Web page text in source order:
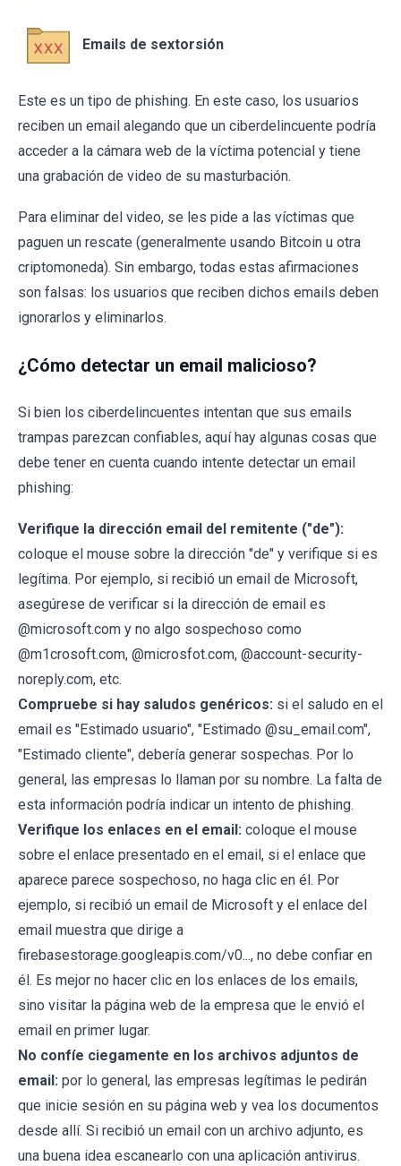
Emails de sextorsión
Este es un tipo de phishing. En este caso, los usuarios
reciben un email alegando que un ciberdelincuente podría
acceder a la cámara web de la víctima potencial y tiene
una grabación de video de su masturbación.
Para eliminar del video, se les pide a las víctimas que
paguen un rescate (generalmente usando Bitcoin u otra
criptomoneda). Sin embargo, todas estas afirmaciones
son falsas: los usuarios que reciben dichos emails deben
ignorarlos y eliminarlos.
¿Cómo detectar un email malicioso?
Si bien los ciberdelincuentes intentan que sus emails
trampas parezcan confiables, aquí hay algunas cosas que
debe tener en cuenta cuando intente detectar un email
phishing:
Verifique la dirección email del remitente ("de"):
coloque el mouse sobre la dirección "de" y verifique si es
legítima. Por ejemplo, si recibió un email de Microsoft,
asegúrese de verificar si la dirección de email es
@microsoft.com y no algo sospechoso como
@m1crosoft.com, @microsfot.com, @account-security-
noreply.com, etc.
Compruebe si hay saludos genéricos: si el saludo en el
email es "Estimado usuario", "Estimado @su_email.com",
"Estimado cliente", debería generar sospechas. Por lo
general, las empresas lo llaman por su nombre. La falta de
esta información podría indicar un intento de phishing.
Verifique los enlaces en el email: coloque el mouse
sobre el enlace presentado en el email, si el enlace que
aparece parece sospechoso, no haga clic en él. Por
ejemplo, si recibió un email de Microsoft y el enlace del
email muestra que dirige a
firebasestorage.googleapis.com/v0..., no debe confiar en
él. Es mejor no hacer clic en los enlaces de los emails,
sino visitar la página web de la empresa que le envió el
email en primer lugar.
No confíe ciegamente en los archivos adjuntos de
email: por lo general, las empresas legítimas le pedirán
que inicie sesión en su página web y vea los documentos
desde allí. Si recibió un email con un archivo adjunto, es
una buena idea escanearlo con una aplicación antivirus.